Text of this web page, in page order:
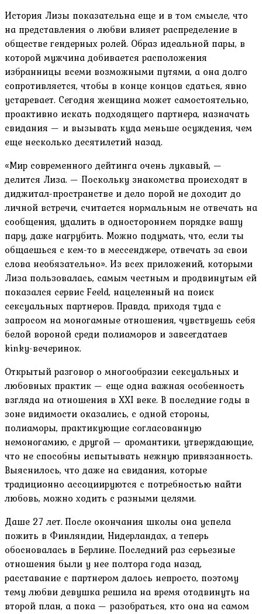
История Лизы показательна еще и в том смысле, что
на представления о любви влияет распределение в
обществе гендерных ролей. Образ идеальной пары, в
которой мужчина добивается расположения
избранницы всеми возможными путями, а она долго
сопротивляется, чтобы в конце концов сдаться, явно
устаревает. Сегодня женщина может самостоятельно,
проактивно искать подходящего партнера, назначать
свидания — и вызывать куда меньше осуждения, чем
еще несколько десятилетий назад.
«Мир современного дейтинга очень лукавый, —
делится Лиза. — Поскольку знакомства происходят в
диджитал-пространстве и дело порой не доходит до
личной встречи, считается нормальным не отвечать на
сообщения, удалить в одностороннем порядке вашу
пару, даже нагрубить. Можно подумать, что, если ты
общаешься с кем-то в мессенджере, отвечать за свои
слова необязательно». Из всех приложений, которыми
Лиза пользовалась, самым честным и продвинутым ей
показался сервис Feeld, нацеленный на поиск
сексуальных партнеров. Правда, приходя туда с
запросом на моногамные отношения, чувствуешь себя
белой вороной среди полиаморов и завсегдатаев
kinky-вечеринок.
Открытый разговор о многообразии сексуальных и
любовных практик — еще одна важная особенность
взгляда на отношения в XXI веке. В последние годы в
зоне видимости оказались, с одной стороны,
полиаморы, практикующие согласованную
немоногамию, с другой — аромантики, утверждающие,
что не способны испытывать нежную привязанность.
Выяснилось, что даже на свидания, которые
традиционно ассоциируются с потребностью найти
любовь, можно ходить с разными целями.
Даше 27 лет. После окончания школы она успела
пожить в Финляндии, Нидерландах, а теперь
обосновалась в Берлине. Последний раз серьезные
отношения были у нее полтора года назад,
расставание с партнером далось непросто, поэтому
тему любви девушка решила на время отодвинуть на
второй план, а пока — разобраться, кто она на самом